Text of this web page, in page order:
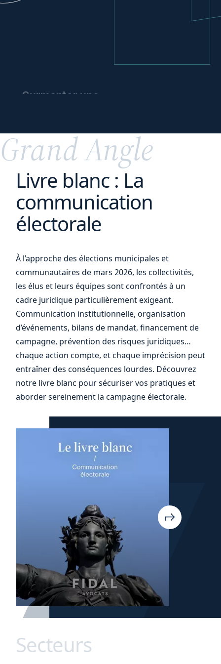
Surmonter une
Grand Angle
Livre blanc : La
communication
électorale
À l’approche des élections municipales et
communautaires de mars 2026, les collectivités,
les élus et leurs équipes sont confrontés à un
cadre juridique particulièrement exigeant.
Communication institutionnelle, organisation
d’événements, bilans de mandat, financement de
campagne, prévention des risques juridiques…
chaque action compte, et chaque imprécision peut
entraîner des conséquences lourdes. Découvrez
notre livre blanc pour sécuriser vos pratiques et
aborder sereinement la campagne électorale.
Secteurs